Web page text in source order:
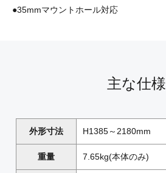
●35mmマウントホール対応
主な仕様
外形寸法 H1385～2180mm
重量 7.65kg(本体のみ)